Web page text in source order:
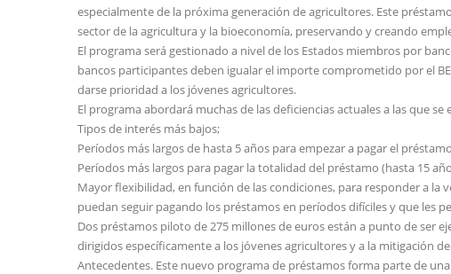
especialmente de la próxima generación de agricultores. Este
sector de la agricultura y la bioeconomía, preservando y creando
El programa será gestionado a nivel de los Estados miembros por
bancos participantes deben igualar el importe comprometido por el
darse prioridad a los jóvenes agricultores.
El programa abordará muchas de las deficiencias actuales a las que
Tipos de interés más bajos;
Períodos más largos de hasta 5 años para empezar a pagar el
Períodos más largos para pagar la totalidad del préstamo (hasta 15
Mayor flexibilidad, en función de las condiciones, para responder a la
puedan seguir pagando los préstamos en períodos difíciles y que les
Dos préstamos piloto de 275 millones de euros están a punto de ser
dirigidos específicamente a los jóvenes agricultores y a la mitigación
Antecedentes. Este nuevo programa de préstamos forma parte de